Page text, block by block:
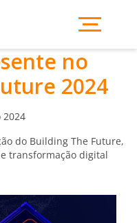
no
2024
2024
do Building The Future,
transformação digital